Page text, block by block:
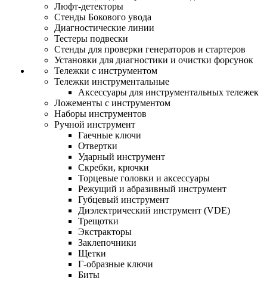
Люфт-детекторы
Стенды Бокового увода
Диагностические линии
Тестеры подвески
Стенды для проверки генераторов и стартеров
Установки для диагностики и очистки форсунок
Тележки с инструментом
Тележки инструментальные
Аксессуары для инструментальных тележек
Ложементы с инструментом
Наборы инструментов
Ручной инструмент
Гаечные ключи
Отвертки
Ударный инструмент
Скребки, крючки
Торцевые головки и аксессуары
Режущий и абразивный инструмент
Губцевый инструмент
Диэлектрический инструмент (VDE)
Трещотки
Экстракторы
Заклепочники
Щетки
Г-образные ключи
Биты